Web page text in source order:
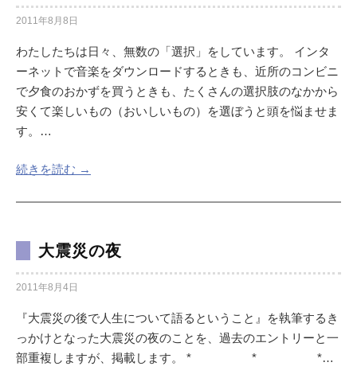
2011年8月8日
わたしたちは日々、無数の「選択」をしています。 インタ
ーネットで音楽をダウンロードするときも、近所のコンビニ
で夕食のおかずを買うときも、たくさんの選択肢のなかから
安くて楽しいもの（おいしいもの）を選ぼうと頭を悩ませま
す。…
続きを読む →
大震災の夜
2011年8月4日
『大震災の後で人生について語るということ』を執筆するき
っかけとなった大震災の夜のことを、過去のエントリーと一
部重複しますが、掲載します。 * * *…